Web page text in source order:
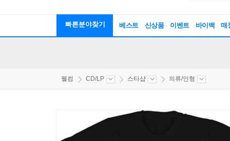
빠른분야찾기 베스트 신상품 이벤트 바이백 매
웰컴 CD/LP 스타샵 의류/인형